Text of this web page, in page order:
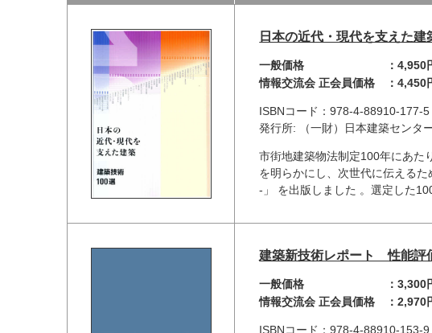
日本の近代・現代を支えた
一般価格 ： 4,950
情報交流会 正会員価格
： 4,450
ISBNコード：978-4-88910-177-5
発行所: （一財）日本建築センタ
市街地建築物法制定100年にあた
を明らかにし、次世代に伝える
-」 を出版しました 。選定した
との関わり等を明らかにし、今
スセンター、東京建築士会、大阪
建築新技術レポート 性能評
一般価格 ： 3,300
情報交流会 正会員価格
： 2,970
ISBNコード：978-4-88910-153-9